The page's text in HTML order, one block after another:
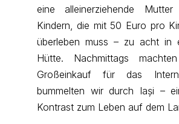
eine alleinerziehende
Kindern, die mit 50 Euro pro
überleben muss – zu acht in
Hütte. Nachmittags
Großeinkauf für das
bummelten wir durch Iași –
Kontrast zum Leben auf dem